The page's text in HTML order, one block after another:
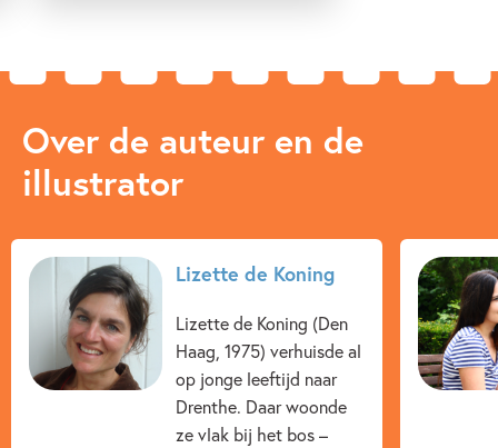
Over de auteur en de
illustrator
Lizette de Koning
Lizette de Koning (Den
Haag, 1975) verhuisde al
op jonge leeftijd naar
Drenthe. Daar woonde
ze vlak bij het bos –